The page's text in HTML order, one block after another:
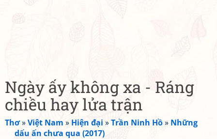
Ngày ấy không xa - Ráng
chiều hay lửa trận
Thơ»Việt Nam » Hiện đại »Trần Ninh Hồ» Những
dấu ấn chưa qua (2017)